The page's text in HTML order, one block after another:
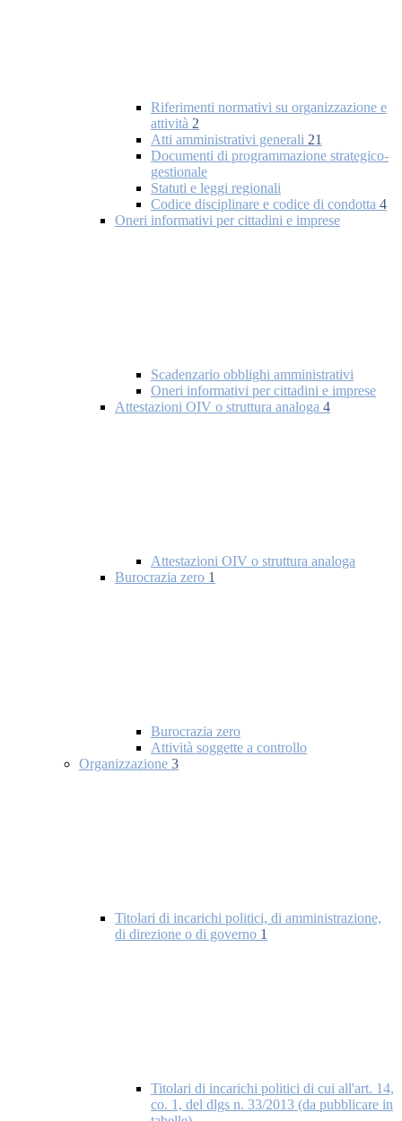
Riferimenti normativi su organizzazione e
attività 2
Atti amministrativi generali 21
Documenti di programmazione strategico-
gestionale
Statuti e leggi regionali
Codice disciplinare e codice di condotta 4
Oneri informativi per cittadini e imprese
Scadenzario obblighi amministrativi
Oneri informativi per cittadini e imprese
Attestazioni OIV o struttura analoga 4
Attestazioni OIV o struttura analoga
Burocrazia zero 1
Burocrazia zero
Attività soggette a controllo
Organizzazione 3
Titolari di incarichi politici, di amministrazione,
di direzione o di governo 1
Titolari di incarichi politici di cui all'art. 14,
co. 1, del dlgs n. 33/2013 (da pubblicare in